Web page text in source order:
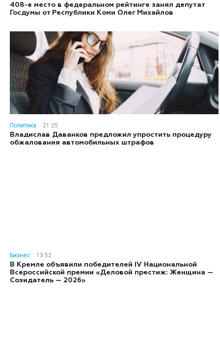
408-е место в федеральном рейтинге занял депутат
Госдумы от Республики Коми Олег Михайлов
Политика
21:25
Владислав Даванков предложил упростить процедуру
обжалования автомобильных штрафов
Бизнес
13:52
В Кремле объявили победителей IV Национальной
Всероссийской премии «Деловой престиж: Женщина —
Созидатель — 2026»